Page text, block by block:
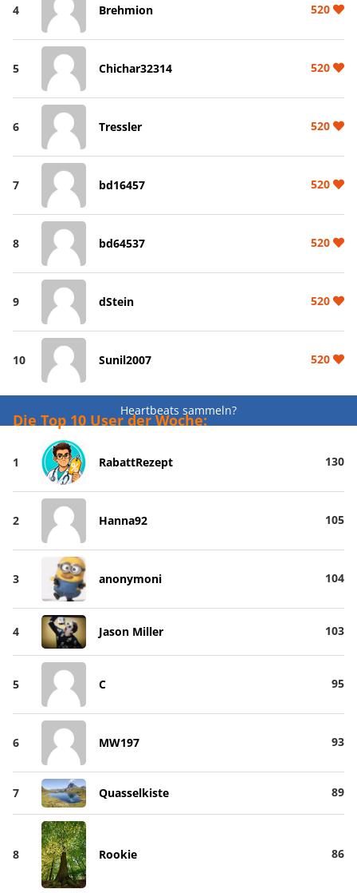
4 Brehmion 520
5 Chichar32314 520
6 Tressler 520
7 bd16457 520
8 bd64537 520
9 dStein 520
10 Sunil2007 520
Heartbeats sammeln?
Die Top 10 User der Woche:
1 RabattRezept 130
2 Hanna92 105
3 anonymoni 104
4 Jason Miller 103
5 C 95
6 MW197 93
7 Quasselkiste 89
8 Rookie 86